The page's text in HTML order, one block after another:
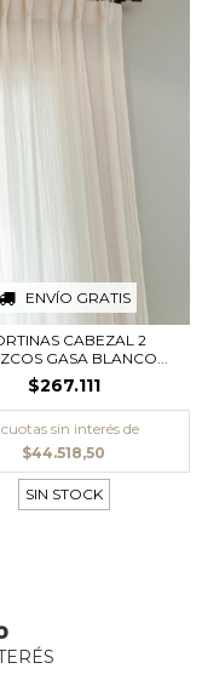
ENVÍO GRATIS
CABEZAL 2
GASA BLANCO...
$267.111
cuotas sin interés de
$44.518,50
SIN STOCK